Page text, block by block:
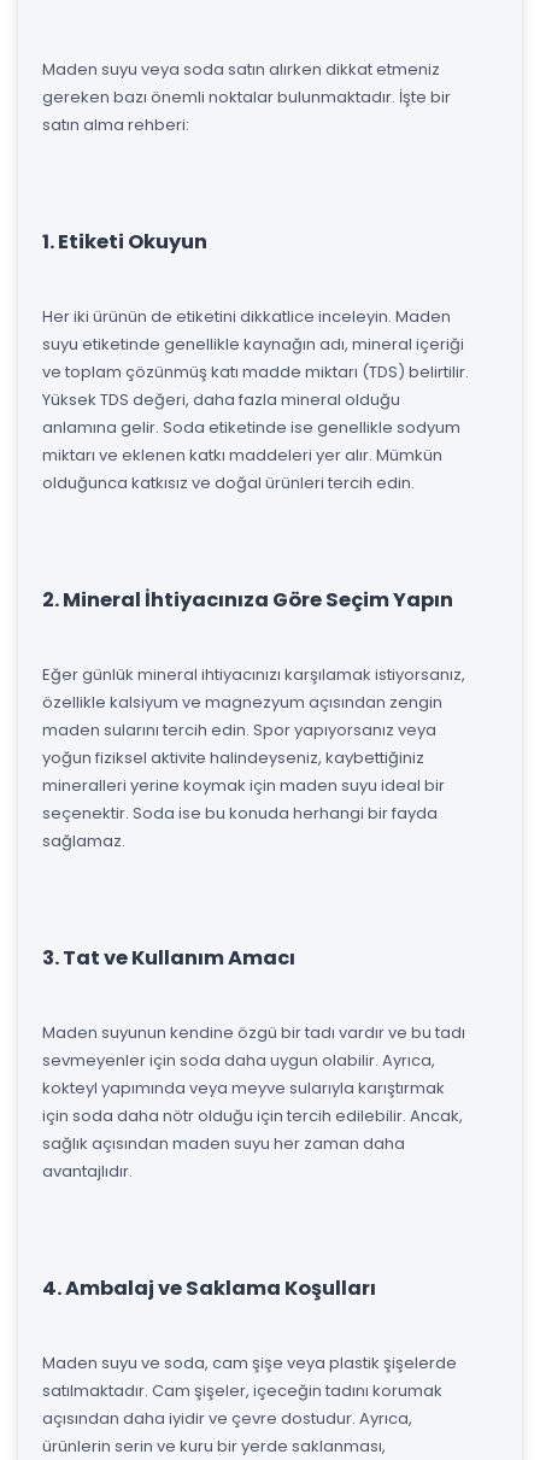
Maden suyu veya soda satın alırken dikkat etmeniz
gereken bazı önemli noktalar bulunmaktadır. İşte bir
satın alma rehberi:
1. Etiketi Okuyun
Her iki ürünün de etiketini dikkatlice inceleyin. Maden
suyu etiketinde genellikle kaynağın adı, mineral içeriği
ve toplam çözünmüş katı madde miktarı (TDS) belirtilir.
Yüksek TDS değeri, daha fazla mineral olduğu
anlamına gelir. Soda etiketinde ise genellikle sodyum
miktarı ve eklenen katkı maddeleri yer alır. Mümkün
olduğunca katkısız ve doğal ürünleri tercih edin.
2. Mineral İhtiyacınıza Göre Seçim Yapın
Eğer günlük mineral ihtiyacınızı karşılamak istiyorsanız,
özellikle kalsiyum ve magnezyum açısından zengin
maden sularını tercih edin. Spor yapıyorsanız veya
yoğun fiziksel aktivite halindeyseniz, kaybettiğiniz
mineralleri yerine koymak için maden suyu ideal bir
seçenektir. Soda ise bu konuda herhangi bir fayda
sağlamaz.
3. Tat ve Kullanım Amacı
Maden suyunun kendine özgü bir tadı vardır ve bu tadı
sevmeyenler için soda daha uygun olabilir. Ayrıca,
kokteyl yapımında veya meyve sularıyla karıştırmak
için soda daha nötr olduğu için tercih edilebilir. Ancak,
sağlık açısından maden suyu her zaman daha
avantajlıdır.
4. Ambalaj ve Saklama Koşulları
Maden suyu ve soda, cam şişe veya plastik şişelerde
satılmaktadır. Cam şişeler, içeceğin tadını korumak
açısından daha iyidir ve çevre dostudur. Ayrıca,
ürünlerin serin ve kuru bir yerde saklanması,